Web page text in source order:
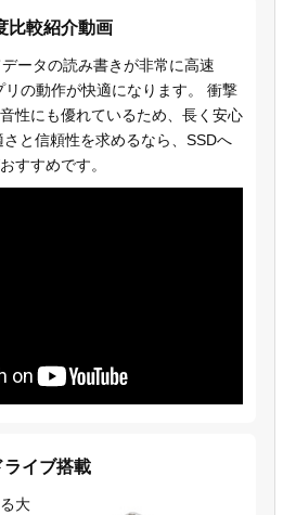
比較紹介動画
ータの読み書きが非常に高速
リの動作が快適になります。 衝撃
性にも優れているため、長く安心
さと信頼性を求めるなら、SSDへ
すすめです。
イブ搭載
大